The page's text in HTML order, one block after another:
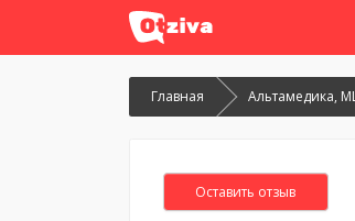
Главная Альтамедика,
Оставить отзыв